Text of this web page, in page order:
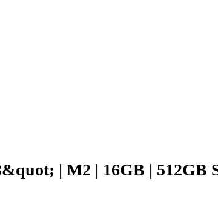
| M2 | 16GB | 512GB